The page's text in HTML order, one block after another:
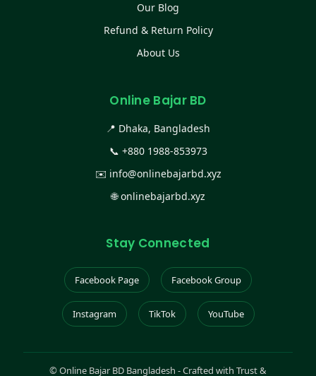
Our Blog
Refund & Return Policy
About Us
Online Bajar BD
📍 Dhaka, Bangladesh
📞 +880 1988-853973
✉️ info@onlinebajarbd.xyz
🌐onlinebajarbd.xyz
Stay Connected
Facebook Page Facebook Group
Instagram TikTok YouTube
©Online Bajar BD Bangladesh - Crafted with Trust &